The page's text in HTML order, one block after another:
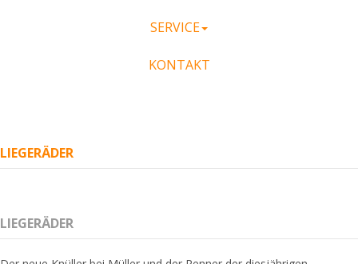
SERVICE
KONTAKT
LIEGERÄDER
LIEGERÄDER